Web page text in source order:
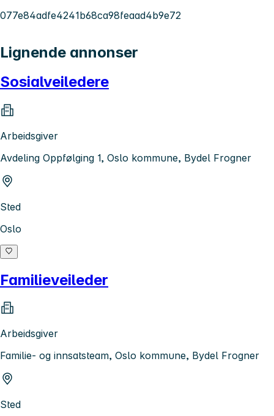
077e84adfe4241b68ca98feaad4b9e72
Lignende annonser
Sosialveiledere
Arbeidsgiver
Avdeling Oppfølging 1, Oslo kommune, Bydel Frogner
Sted
Oslo
Familieveileder
Arbeidsgiver
Familie- og innsatsteam, Oslo kommune, Bydel Frogner
Sted